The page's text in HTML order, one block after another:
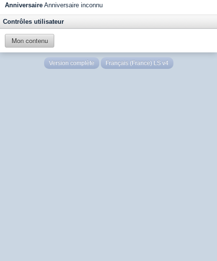
Anniversaire Anniversaire inconnu
Contrôles utilisateur
Mon contenu
Version complète Français (France) LS v4